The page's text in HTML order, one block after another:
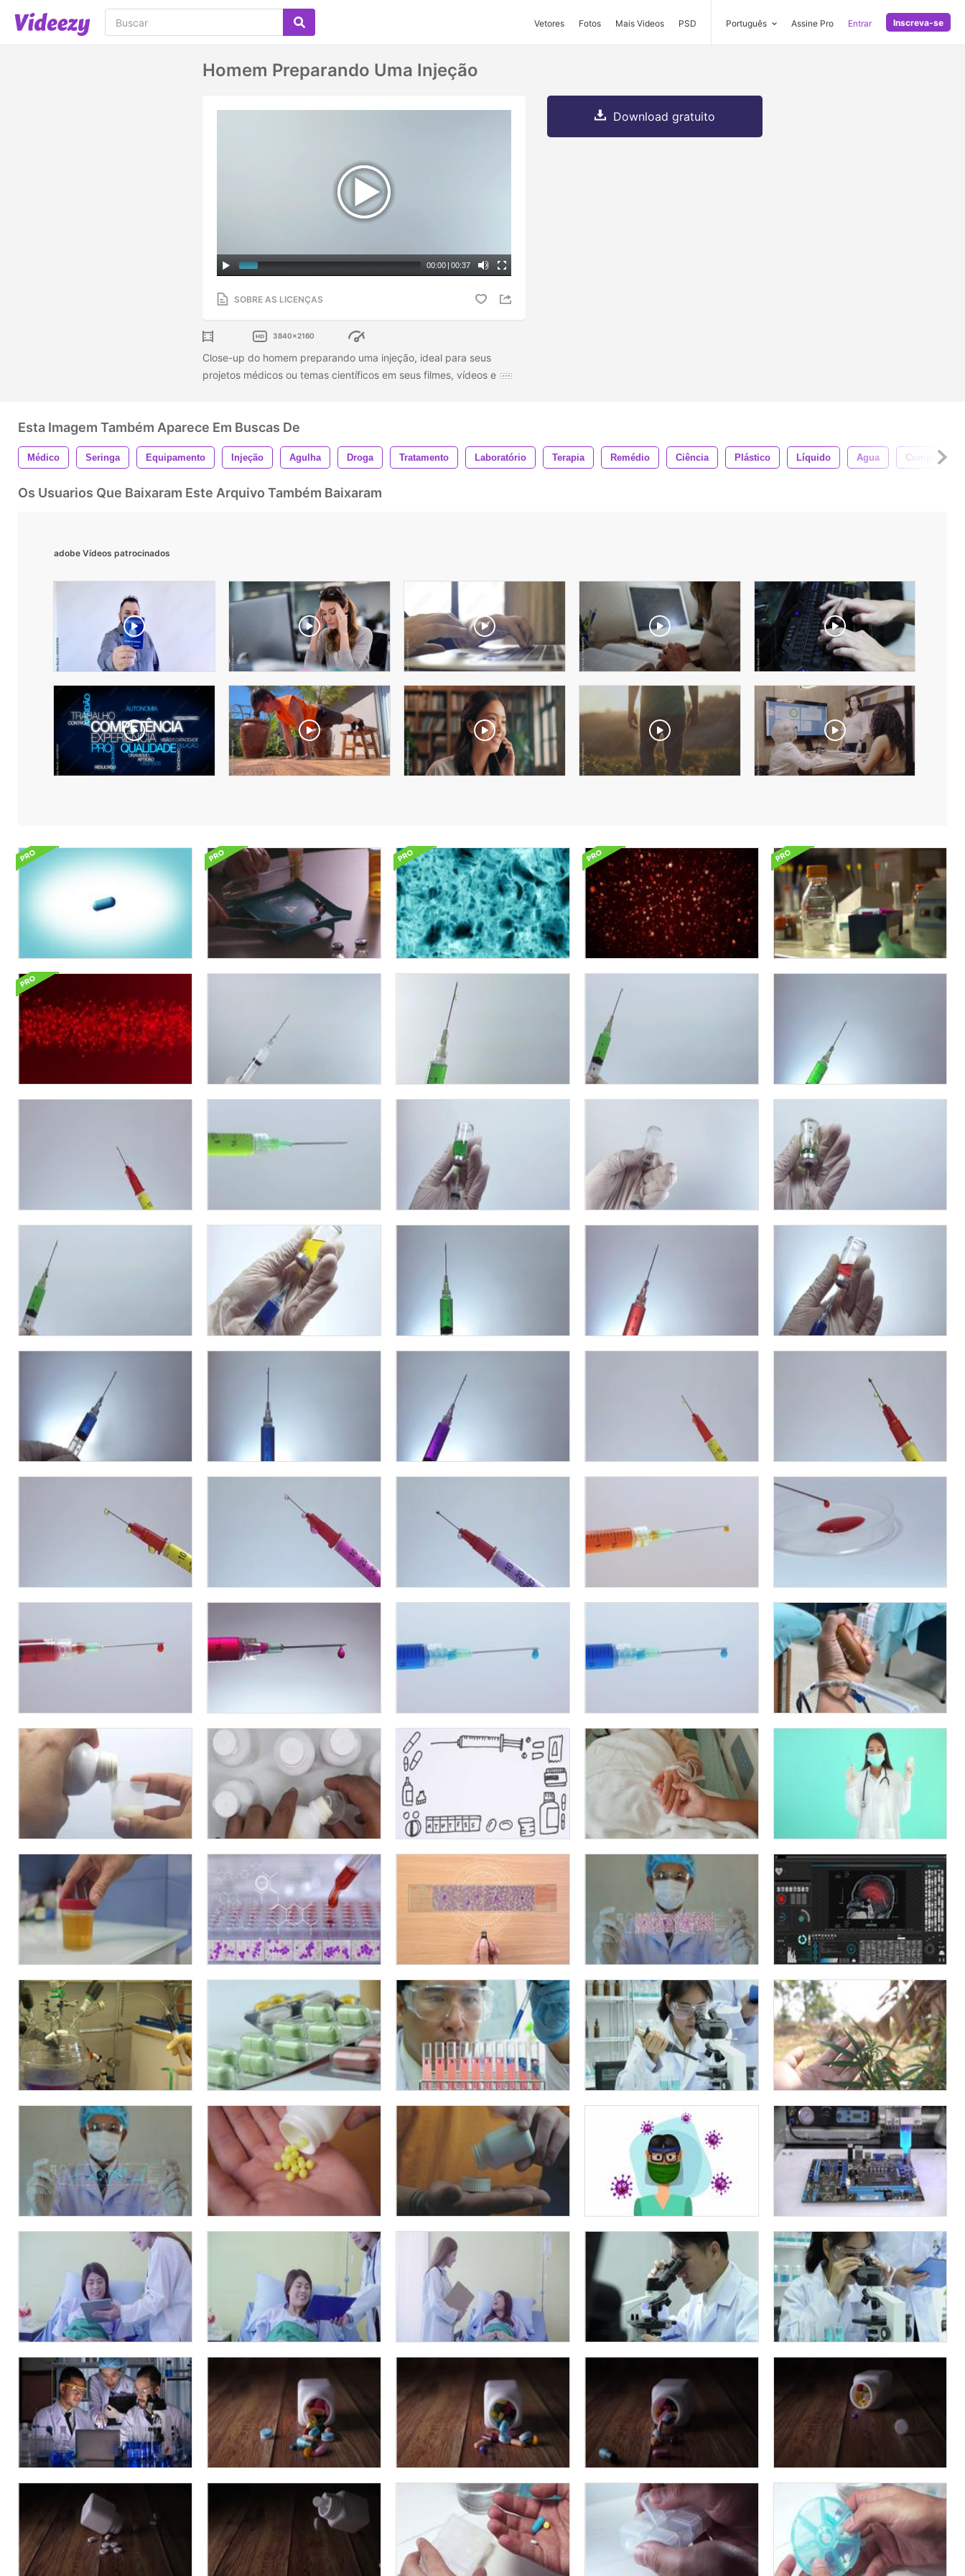
Vetores Fotos Mais Videos PSD Português Assine Pro Entrar Inscreva-se
Homem Preparando Uma Injeção
00:00 | 00:37
SOBRE AS LICENÇAS
3840x2160
Close-up do homem preparando uma injeção, ideal para seus
projetos médicos ou temas científicos em seus filmes, vídeos e
Download gratuito
Esta Imagem Também Aparece Em Buscas De
Médico Seringa Equipamento Injeção Agulha Droga Tratamento Laboratório Terapia Remédio Ciência Plástico Líquido Agua Comprimido
Os Usuarios Que Baixaram Este Arquivo Também Baixaram
adobe Vídeos patrocinados